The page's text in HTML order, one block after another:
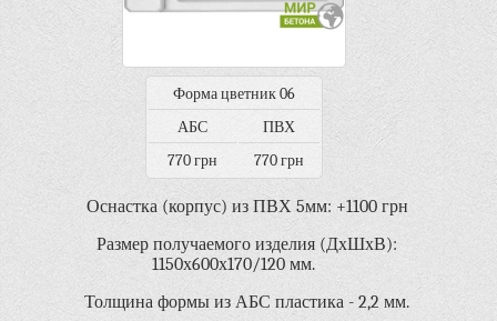
Форма цветник 06
АБС
ПВХ
770 грн
770 грн
Оснастка (корпус) из ПВХ 5мм: +1100 грн
Размер получаемого изделия (ДхШхВ):
1150х600х170/120 мм.
Толщина формы из АБС пластика - 2,2 мм.